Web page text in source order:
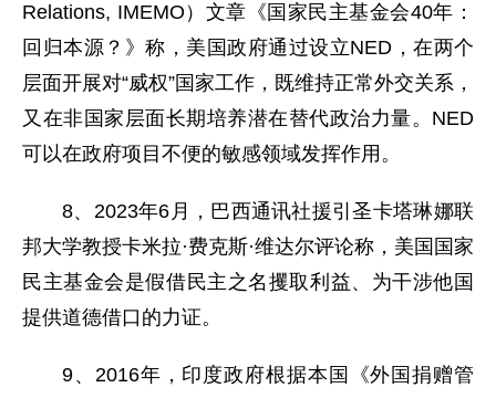
Relations, IMEMO）文章《国家民主基金会40年：
回归本源？》称，美国政府通过设立NED，在两个
层面开展对“威权”国家工作，既维持正常外交关系，
又在非国家层面长期培养潜在替代政治力量。NED
可以在政府项目不便的敏感领域发挥作用。
8、2023年6月，巴西通讯社援引圣卡塔琳娜联
邦大学教授卡米拉·费克斯·维达尔评论称，美国国家
民主基金会是假借民主之名攫取利益、为干涉他国
提供道德借口的力证。
9、2016年，印度政府根据本国《外国捐赠管